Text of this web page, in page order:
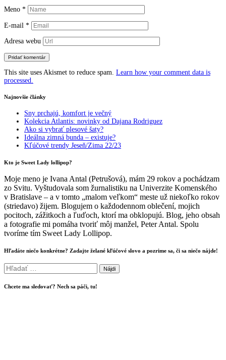
Meno *
E-mail *
Adresa webu
This site uses Akismet to reduce spam. Learn how your comment data is
processed.
Najnovšie články
Sny prchajú, komfort je večný
Kolekcia Atlantis: novinky od Dajana Rodriguez
Ako si vybrať plesové šaty?
Ideálna zimná bunda – existuje?
Kľúčové trendy Jeseň/Zima 22/23
Kto je Sweet Lady lollipop?
Moje meno je Ivana Antal (Petrušová), mám 29 rokov a pochádzam
zo Svitu. Vyštudovala som žurnalistiku na Univerzite Komenského
v Bratislave – a v tomto „malom veľkom“ meste už niekoľko rokov
(striedavo) žijem. Blogujem o každodennom oblečení, mojich
pocitoch, zážitkoch a ľuďoch, ktorí ma obklopujú. Blog, jeho obsah
a fotografie mi pomáha tvoriť môj manžel, Peter Antal. Spolu
tvoríme tím Sweet Lady Lollipop.
Hľadáte niečo konkrétne? Zadajte želané kľúčové slovo a pozrime sa, či sa niečo nájde!
Hľadať:
Chcete ma sledovať? Nech sa páči, tu!